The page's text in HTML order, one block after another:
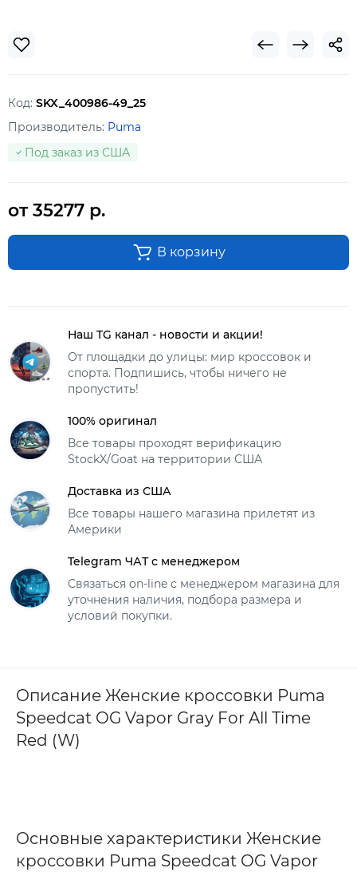
Код: SKX_400986-49_25
Производитель: Puma
Под заказ из США
от 35277 р.
В корзину
Наш TG канал - новости и акции!
От площадки до улицы: мир кроссовок и
спорта. Подпишись, чтобы ничего не
пропустить!
100% оригинал
Все товары проходят верификацию
StockX/Goat на территории США
Доставка из США
Все товары нашего магазина прилетят из
Америки
Telegram ЧАТ с менеджером
Связаться on-line с менеджером магазина для
уточнения наличия, подбора размера и
условий покупки.
Описание Женские кроссовки Puma
Speedcat OG Vapor Gray For All Time
Red (W)
Основные характеристики Женские
кроссовки Puma Speedcat OG Vapor